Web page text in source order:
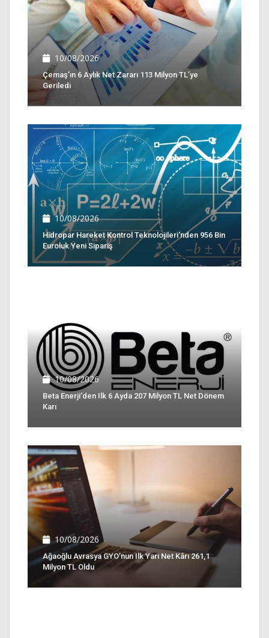
10/08/2026
Çemaş’ın 6 Aylık Net Zararı 113 Milyon TL’ye
Geriledi
10/08/2026
Hidropar Hareket Kontrol Teknolojileri'nden 956 Bin
Euroluk Yeni Sipariş
10/08/2026
Beta Enerji’den Ilk 6 Ayda 207 Milyon TL Net Dönem
Karı
10/08/2026
Ağaoğlu Avrasya GYO’nun Ilk Yarı Net Kârı 261,1
Milyon TL Oldu